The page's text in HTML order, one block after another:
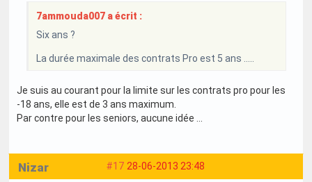
7ammouda007 a écrit :
Six ans ?
La durée maximale des contrats Pro est 5 ans .....
Je suis au courant pour la limite sur les contrats pro pour les
-18 ans, elle est de 3 ans maximum.
Par contre pour les seniors, aucune idée ...
#17 28-06-2013 23:48
Nizar